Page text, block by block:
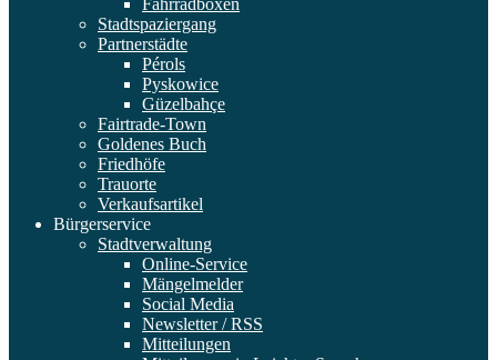
Fahrradboxen
Stadtspaziergang
Partnerstädte
Pérols
Pyskowice
Güzelbahçe
Fairtrade-Town
Goldenes Buch
Friedhöfe
Trauorte
Verkaufsartikel
Bürgerservice
Stadtverwaltung
Online-Service
Mängelmelder
Social Media
Newsletter / RSS
Mitteilungen